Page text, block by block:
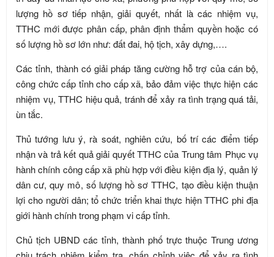
lượng hồ sơ tiếp nhận, giải quyết, nhất là các nhiệm vụ,
TTHC mới được phân cấp, phân định thẩm quyền hoặc có
số lượng hồ sơ lớn như: đất đai, hộ tịch, xây dựng,….
Các tỉnh, thành có giải pháp tăng cường hỗ trợ của cán bộ,
công chức cấp tỉnh cho cấp xã, bảo đảm việc thực hiện các
nhiệm vụ, TTHC hiệu quả, tránh để xảy ra tình trạng quá tải,
ùn tắc.
Thủ tướng lưu ý, rà soát, nghiên cứu, bố trí các điểm tiếp
nhận và trả kết quả giải quyết TTHC của Trung tâm Phục vụ
hành chính công cấp xã phù hợp với điều kiện địa lý, quản lý
dân cư, quy mô, số lượng hồ sơ TTHC, tạo điều kiện thuận
lợi cho người dân; tổ chức triển khai thực hiện TTHC phi địa
giới hành chính trong phạm vi cấp tỉnh.
Chủ tịch UBND các tỉnh, thành phố trực thuộc Trung ương